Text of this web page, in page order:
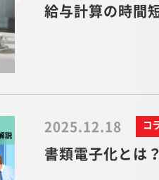
給与計算の時間
2025.12.18 コ
書類電子化とは